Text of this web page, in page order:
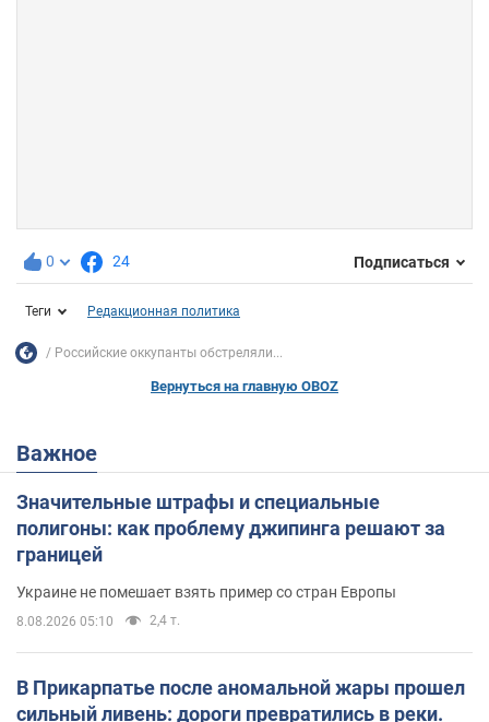
0 24 Подписаться
Теги Редакционная политика
Российские оккупанты обстреляли...
Вернуться на главную OBOZ
Важное
Значительные штрафы и специальные
полигоны: как проблему джипинга решают за
границей
Украине не помешает взять пример со стран Европы
8.08.2026 05:10 2,4 т.
В Прикарпатье после аномальной жары прошел
сильный ливень: дороги превратились в реки.